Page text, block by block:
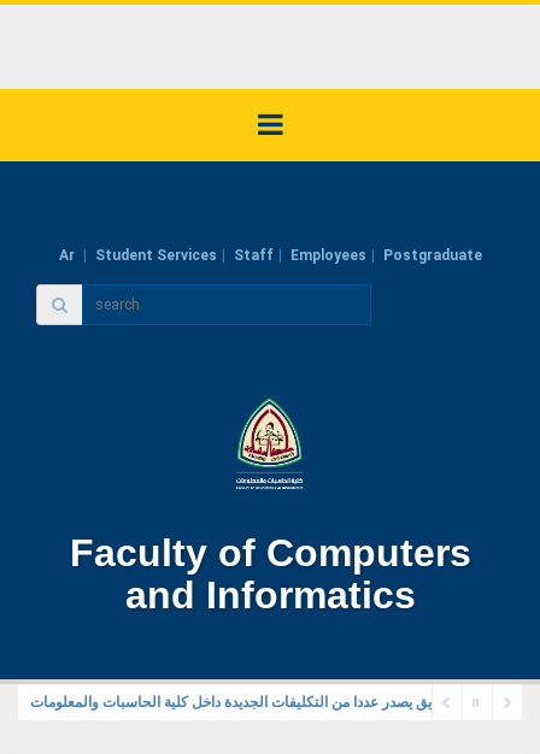
Ar Student Services Staff Employees Postgraduate
Faculty of Computers
and Informatics
جامعة الزقازيق يصدر عددا من التكليفات الجديدة داخل كلية الحاسبات والمعلومات